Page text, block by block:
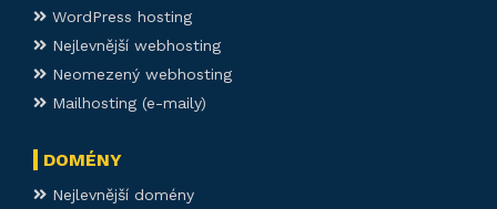
WordPress hosting
Nejlevnější webhosting
Neomezený webhosting
Mailhosting (e-maily)
DOMÉNY
Nejlevnější domény